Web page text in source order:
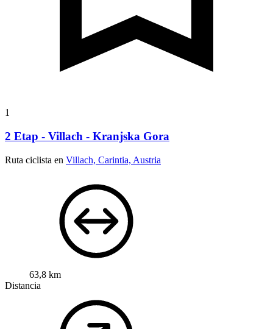
1
2 Etap - Villach - Kranjska Gora
Ruta ciclista en Villach, Carintia, Austria
63,8 km
Distancia